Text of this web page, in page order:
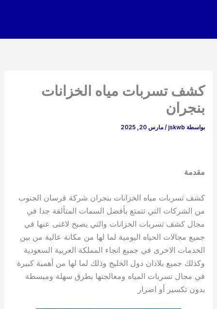
كشف تسربات مياه الخزانات
بنجران
بواسطة jskwb
/مارس 20, 2025
مقدمة
كشف تسربات مياه الخزانات بنجران شركة فرسان الجنوب
من الشركات التي تتمتع بأفضل السمات المتألقة جدا في
مجال كشف تسربات الخزانات والتي يصبح لاغنى عنها في
جميع مجالات الحياه اليومية لما لها من مكانة عالية من بين
الخدمات الاخرى في جميع انجاء المملكة العربية السعودية
وكذلك جميع بلادان دول الخليج وذلك لما لها من أهمية كبيرة
في مجال تسربات المياه ومعالجتها بطرق سهلة ومبسطة
بدون تكسير أو اضرار